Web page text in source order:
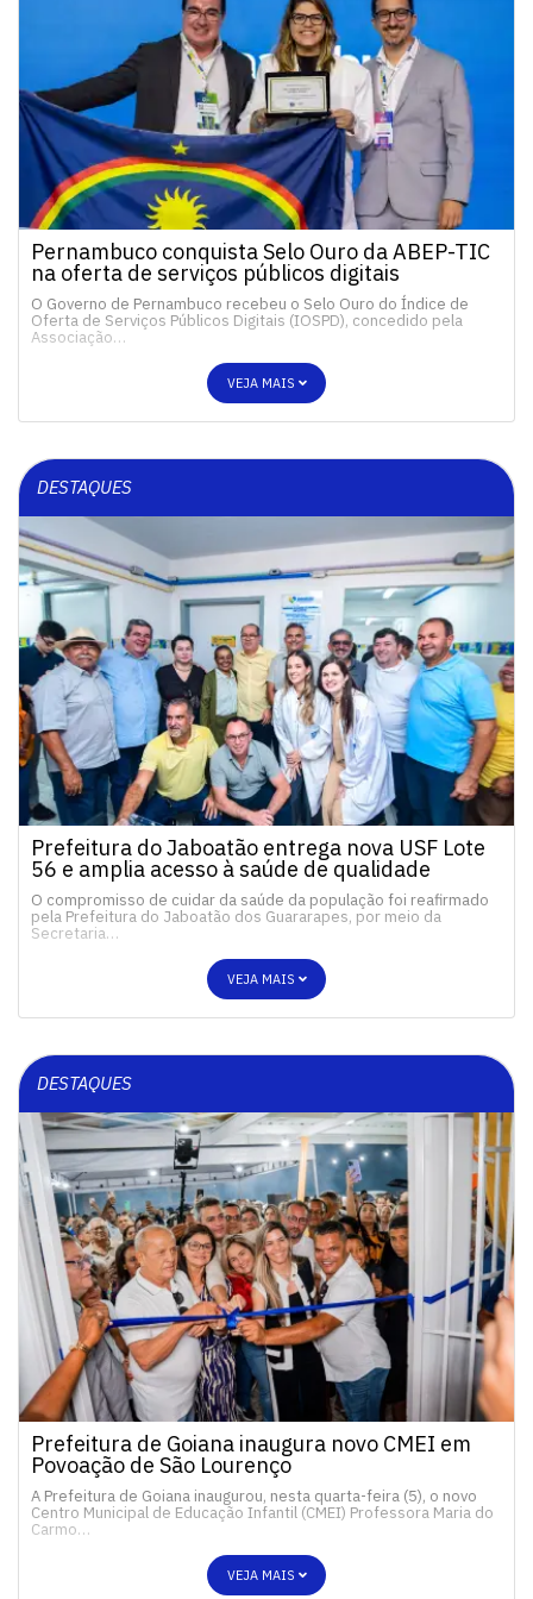
Pernambuco conquista Selo Ouro da ABEP-TIC
na oferta de serviços públicos digitais
O Governo de Pernambuco recebeu o Selo Ouro do Índice de
Oferta de Serviços Públicos Digitais (IOSPD), concedido pela
Associação…
VEJA MAIS
DESTAQUES
Prefeitura do Jaboatão entrega nova USF Lote
56 e amplia acesso à saúde de qualidade
O compromisso de cuidar da saúde da população foi reafirmado
pela Prefeitura do Jaboatão dos Guararapes, por meio da
Secretaria…
VEJA MAIS
DESTAQUES
Prefeitura de Goiana inaugura novo CMEI em
Povoação de São Lourenço
A Prefeitura de Goiana inaugurou, nesta quarta-feira (5), o novo
Centro Municipal de Educação Infantil (CMEI) Professora Maria do
Carmo…
VEJA MAIS